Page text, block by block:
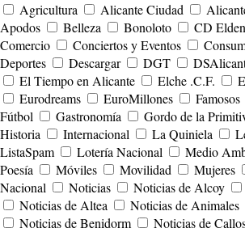
Agricultura
Alicante Ciudad
Apodos
Belleza Bonoloto CD
Comercio
Conciertos y Eventos
Deportes
Descargar DGT
El Tiempo en Alicante
Elche .C.F.
Eurodreams
EuroMillones Famosos
Fútbol
Gastronomía Gordo de la
Historia
Internacional La Quiniela
ListaSpam
Lotería Nacional Medio
Poesía
Móviles Movilidad Mujeres
Nacional
Noticias Noticias de Alcoy
Noticias de Altea
Noticias de Animales
Noticias de Benidorm
Noticias de